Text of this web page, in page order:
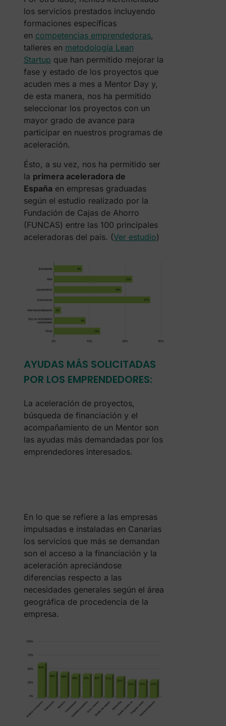
los servicios prestados incluyendo
formaciones específicas
en competencias emprendedoras,
talleres en metodología Lean
Startup que han permitido mejorar la
fase y estado de los proyectos que
acuden mes a mes a Mentor Day y,
de esta manera, nos ha permitido
seleccionar los proyectos con un
mayor grado de avance para
participar en nuestros programas de
aceleración.
Ésto, a su vez, nos ha permitido ser
la primera aceleradora de
España en empresas graduadas
según el estudio realizado por la
Fundación de Cajas de Ahorro
(FUNCAS) entre las 100 principales
aceleradoras del país. (Ver estudio)
AYUDAS MÁS SOLICITADAS
POR LOS EMPRENDEDORES:
La aceleración de proyectos,
búsqueda de financiación y el
acompañamiento de un Mentor son
las ayudas más demandadas por los
emprendedores interesados.
En lo que se refiere a las empresas
impulsadas e instaladas en Canarias
los servicios que más se demandan
son el acceso a la financiación y la
aceleración apreciándose
diferencias respecto a las
necesidades generales según el área
geográfica de procedencia de la
empresa.